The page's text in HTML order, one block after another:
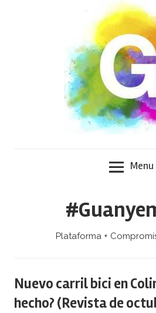
Menu
Plataforma +
Nuevo carril bici en
hecho? (Revista de